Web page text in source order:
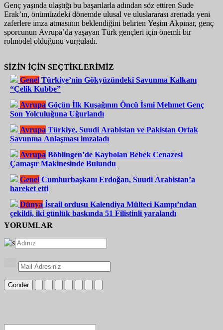
Genç yaşında ulaştığı bu başarılarla adından söz ettiren Sude
Erak’ın, önümüzdeki dönemde ulusal ve uluslararası arenada yeni
zaferlere imza atmasının beklendiğini belirten Yeşim Akpınar, genç
sporcunun Avrupa’da yaşayan Türk gençleri için önemli bir
rolmodel olduğunu vurguladı.
SİZİN İÇİN SEÇTİKLERİMİZ
Genel Türkiye’nin Gökyüzündeki Savunma Kalkanı
“Çelik Kubbe”
Avrupa Göçün İlk Kuşağının Öncü İsmi Mehmet Genç
Son Yolculuğuna Uğurlandı
Avrupa Türkiye, Suudi Arabistan ve Pakistan Ortak
Savunma Anlaşması imzaladı
Avrupa Böblingen’de Kaybolan Bebek Cenazesi
Çamaşır Makinesinde Bulundu
Genel Cumhurbaşkanı Erdoğan, Suudi Arabistan’a
hareket etti
Dünya İsrail ordusu Kalendiya Mülteci Kampı’ndan
çekildi, iki günlük baskında 51 Filistinli yaralandı
YORUMLAR
Gönder